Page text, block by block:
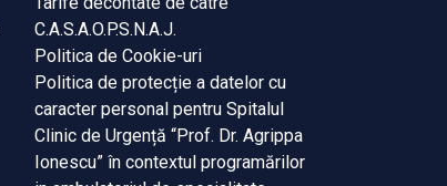
C.A.S.A.O.P.S.N.A.J.
Politica de Cookie-uri
Politica de protecție a datelor cu
caracter personal pentru Spitalul
Clinic de Urgență “Prof. Dr. Agrippa
Ionescu” în contextul programărilor